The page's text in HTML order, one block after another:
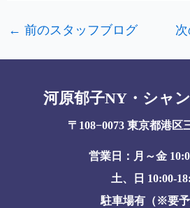
← 前のスタッフブログ
河原郁子NY・シャ
〒108−0073 東京都港区
営業日：月～金
土、日 10:00-
駐車場有（※要予